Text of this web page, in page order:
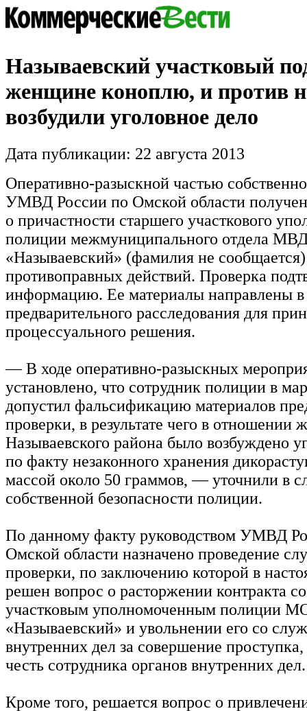
Называевский участковый
женщине коноплю, и против
возбудили уголовное дело
Дата публикации: 22 августа 2013
Оперативно-разыскной частью
УМВД России по Омской области
о причастности старшего участкового
полиции межмуниципального отдела
«Называевский» (фамилия не
противоправных действий. Проверка
информацию. Ее материалы направлены
предварительного расследования для
процессуального решения.
— В ходе оперативно-разыскных
установлено, что сотрудник полиции в
допустил фальсификацию материалов
проверки, в результате чего в отношении
Называевского района было возбуждено
по факту незаконного хранения
массой около 50 граммов, — уточнили в
собственной безопасности полиции.
По данному факту руководством УМВД
Омской области назначено проведение
проверки, по заключению которой в
решен вопрос о расторжении контракта
участковым уполномоченным полиции
«Называевский» и увольнении его со
внутренних дел за совершение
честь сотрудника органов внутренних дел.
Кроме того, решается вопрос о